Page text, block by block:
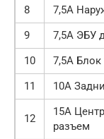
8
7,5А
9
7,5А ЭБУ
10
7,5А Блок
11
10А
12
15А
разъем